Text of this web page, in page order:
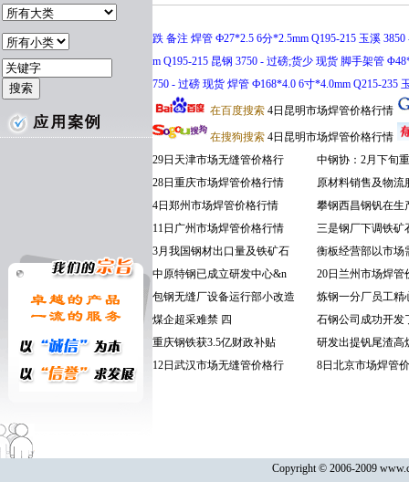
跌 备注 焊管 Ф27*2.5 6分*2.5mm Q195-215 玉溪
m Q195-215 昆钢 3750 - 过磅;货少 现货 脚手架管
750 - 过磅 现货 焊管 Ф168*4.0 6寸*4.0mm Q215-235
在百度搜索 4日昆明市场焊管价格行情
在搜狗搜索 4日昆明市场焊管价格行情
29日天津市场无缝管价格行
28日重庆市场焊管价格行情
4日郑州市场焊管价格行情
11日广州市场焊管价格行情
3月我国钢材出口量及铁矿石
中原特钢已成立研发中心&n
包钢无缝厂设备运行部小改造
煤企超采难禁 四
重庆钢铁获3.5亿财政补贴
12日武汉市场无缝管价格行
中钢协：2月下旬
原材料销售及物流
攀钢西昌钢钒在生
三是钢厂下调铁矿
衡板经营部以市场
20日兰州市场焊管
炼钢一分厂员工精
石钢公司成功开发
研发出提钒尾渣高
8日北京市场焊管
Copyright © 2006-2009